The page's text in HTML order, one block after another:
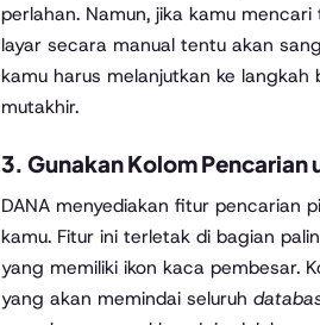
perlahan. Namun, jika kamu
layar secara manual tentu akan
kamu harus melanjutkan ke
mutakhir.
3. Gunakan Kolom Pencarian
DANA menyediakan fitur pencarian
kamu. Fitur ini terletak di bagian
yang memiliki ikon kaca pembesar.
yang akan memindai seluruh